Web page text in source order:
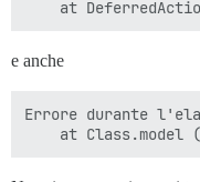
e anche
Errore durante